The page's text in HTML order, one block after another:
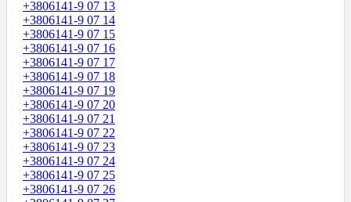
+3806141-9 07 13
+3806141-9 07 14
+3806141-9 07 15
+3806141-9 07 16
+3806141-9 07 17
+3806141-9 07 18
+3806141-9 07 19
+3806141-9 07 20
+3806141-9 07 21
+3806141-9 07 22
+3806141-9 07 23
+3806141-9 07 24
+3806141-9 07 25
+3806141-9 07 26